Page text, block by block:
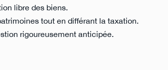
libre des biens.
tout en différant la taxation.
rigoureusement anticipée.